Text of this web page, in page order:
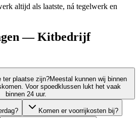
altijd als laatste, ná tegelwerk en
— Kitbedrijf
ter plaatse zijn?Meestal kunnen wij binnen
Voor spoedklussen lukt het vaak
binnen 24 uur.
Komen er voorrijkosten bij?